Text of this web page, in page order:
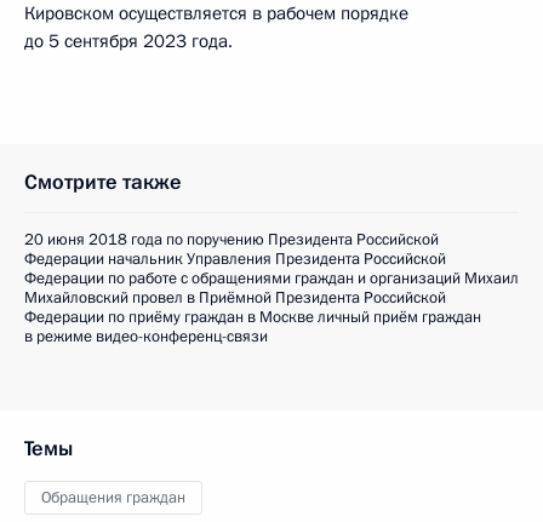
Кировском осуществляется в рабочем порядке
до 5 сентября 2023 года.
Смотрите также
20 июня 2018 года по поручению Президента Российской
Федерации начальник Управления Президента Российской
Федерации по работе с обращениями граждан и организаций Михаил
Михайловский провел в Приёмной Президента Российской
Федерации по приёму граждан в Москве личный приём граждан
в режиме видео-конференц-связи
Темы
Обращения граждан